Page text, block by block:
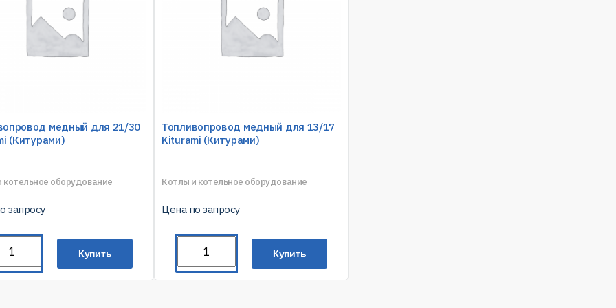
медный для 21/30
(Китурами)
котельное оборудование
запросу
Купить
Топливопровод медный для 13/17
Kiturami (Китурами)
Котлы и котельное оборудование
Цена по запросу
Купить